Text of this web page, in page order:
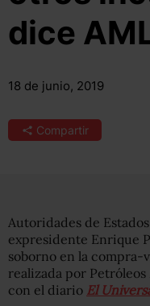
dice
18 de junio, 2019
Compartir
Autoridades de
expresidente Enrique
soborno en la compra-
realizada por
con el diario El